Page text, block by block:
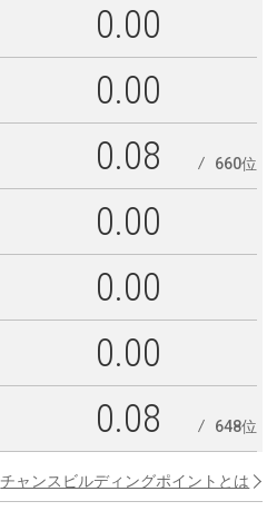
0.00
0.00
0.08 660位
0.00
0.00
0.00
0.08 648位
チャンスビルディングポイントとは